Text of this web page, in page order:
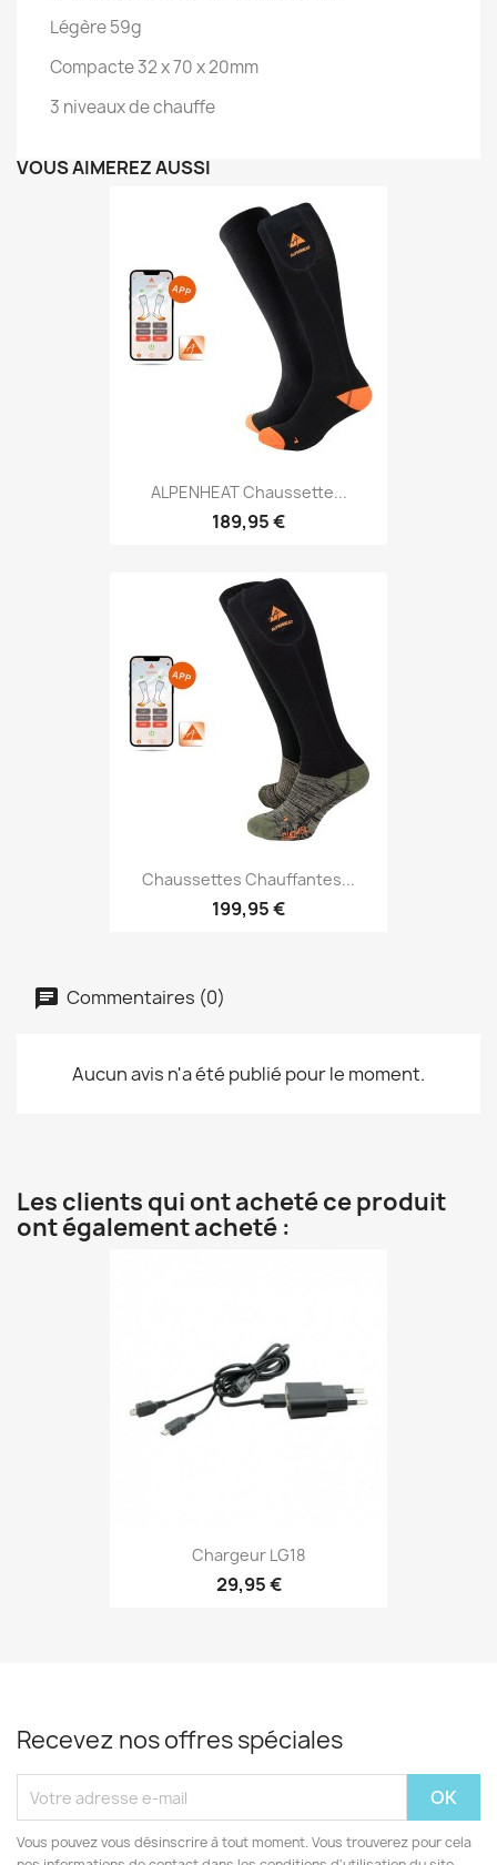
Légère 59g
Compacte 32 x 70 x 20mm
3 niveaux de chauffe
VOUS AIMEREZ AUSSI
ALPENHEAT Chaussette...
189,95 €
Chaussettes Chauffantes...
199,95 €
Commentaires (0)
Aucun avis n'a été publié pour le moment.
Les clients qui ont acheté ce produit
ont également acheté :
Chargeur LG18
29,95 €
Recevez nos offres spéciales
Vous pouvez vous désinscrire à tout moment. Vous trouverez pour cela